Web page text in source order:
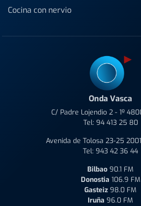
Cocina con nervio
Onda Vasca
C/ Padre Lojendio 2 - 1º
Tel: 94 413 25 80
Avenida de Tolosa 23-25
Tel: 943 42 36 44
Bilbao 90.1 FM
Donostia 106.9 FM
Gasteiz 98.0 FM
Iruña 96.0 FM